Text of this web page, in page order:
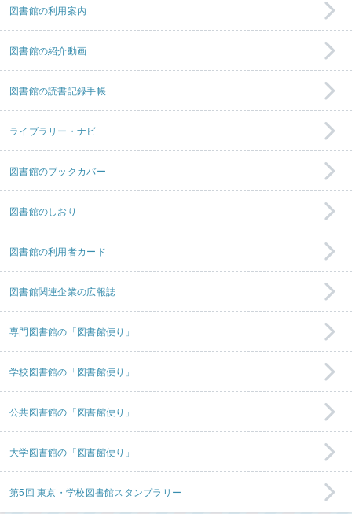
図書館の利用案内
図書館の紹介動画
図書館の読書記録手帳
ライブラリー・ナビ
図書館のブックカバー
図書館のしおり
図書館の利用者カード
図書館関連企業の広報誌
専門図書館の「図書館便り」
学校図書館の「図書館便り」
公共図書館の「図書館便り」
大学図書館の「図書館便り」
第5回 東京・学校図書館スタンプラリー